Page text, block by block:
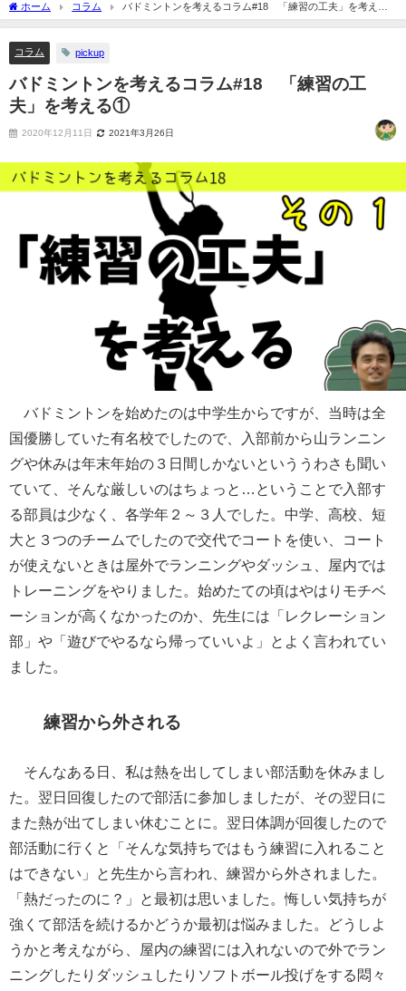
ホーム コラム
バドミントンを考えるコラム#18 「練習の工夫」を考える
①
コラム pickup
バドミントンを考えるコラム#18 「練習の工
夫」を考える①
2020年12月11日 2021年3月26日
バドミントンを始めたのは中学生からですが、当時は全
国優勝していた有名校でしたので、入部前から山ランニン
グや休みは年末年始の３日間しかないといううわさも聞い
ていて、そんな厳しいのはちょっと…ということで入部す
る部員は少なく、各学年２～３人でした。中学、高校、短
大と３つのチームでしたので交代でコートを使い、コート
が使えないときは屋外でランニングやダッシュ、屋内では
トレーニングをやりました。始めたての頃はやはりモチベ
ーションが高くなかったのか、先生には「レクレーション
部」や「遊びでやるなら帰っていいよ」とよく言われてい
ました。
練習から外される
そんなある日、私は熱を出してしまい部活動を休みまし
た。翌日回復したので部活に参加しましたが、その翌日に
また熱が出てしまい休むことに。翌日体調が回復したので
部活動に行くと「そんな気持ちではもう練習に入れること
はできない」と先生から言われ、練習から外されました。
「熱だったのに？」と最初は思いました。悔しい気持ちが
強くて部活を続けるかどうか最初は悩みました。どうしよ
うかと考えながら、屋内の練習には入れないので外でラン
ニングしたりダッシュしたりソフトボール投げをする悶々